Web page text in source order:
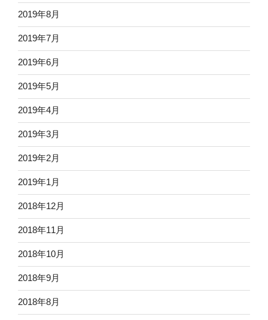
2019年8月
2019年7月
2019年6月
2019年5月
2019年4月
2019年3月
2019年2月
2019年1月
2018年12月
2018年11月
2018年10月
2018年9月
2018年8月